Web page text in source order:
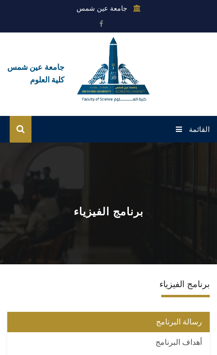
جامعة عين شمس
جامعة عين شمس
كلية العلوم
القائمة
برنامج الفيزياء
برنامج الفيزياء
رسالة البرنامج
أهداف البرنامج